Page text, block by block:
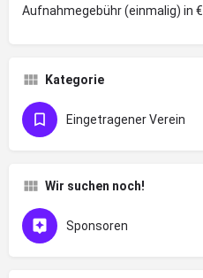
Aufnahmegebühr (einmalig) in €
Kategorie
Eingetragener Verein
Wir suchen noch!
Sponsoren